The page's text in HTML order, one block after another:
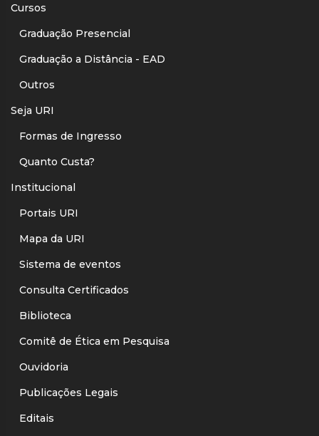
Cursos
Graduação Presencial
Graduação a Distância - EAD
Outros
Seja URI
Formas de Ingresso
Quanto Custa?
Institucional
Portais URI
Mapa da URI
Sistema de eventos
Consulta Certificados
Biblioteca
Comitê de Ética em Pesquisa
Ouvidoria
Publicações Legais
Editais